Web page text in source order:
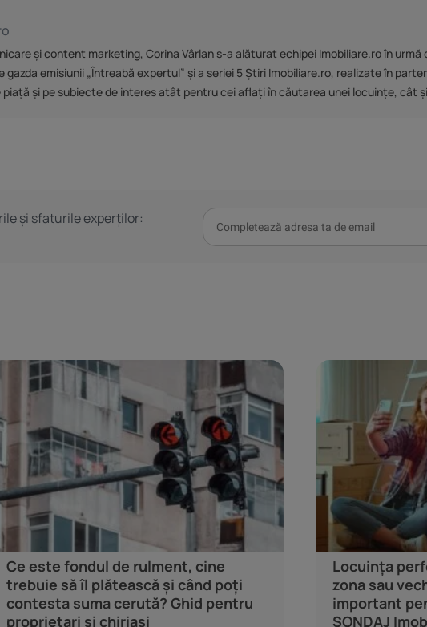
și content marketing, Corina Vârlan s-a alăturat echipei Imobiliare.ro în urmă
emisiunii „Întreabă expertul” și a seriei 5 Știri Imobiliare.ro, realizate în
și pe subiecte de interes atât pentru cei aflați în căutarea unei locuințe, cât
și sfaturile experților:
Ce este fondul de rulment, cine
trebuie să îl plătească și când poți
contesta suma cerută? Ghid pentru
proprietari și chiriași
Locuința
zona sau
important
SONDAJ